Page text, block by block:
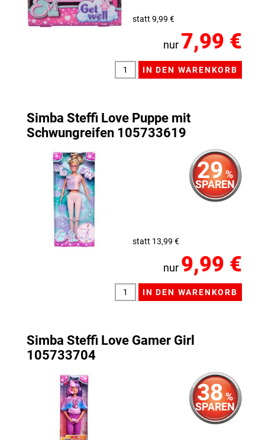
statt 9,99 €
nur 7,99 €
Simba Steffi Love Puppe mit
Schwungreifen 105733619
29 %
SPAREN
statt 13,99 €
nur 9,99 €
Simba Steffi Love Gamer Girl
105733704
38 %
SPAREN